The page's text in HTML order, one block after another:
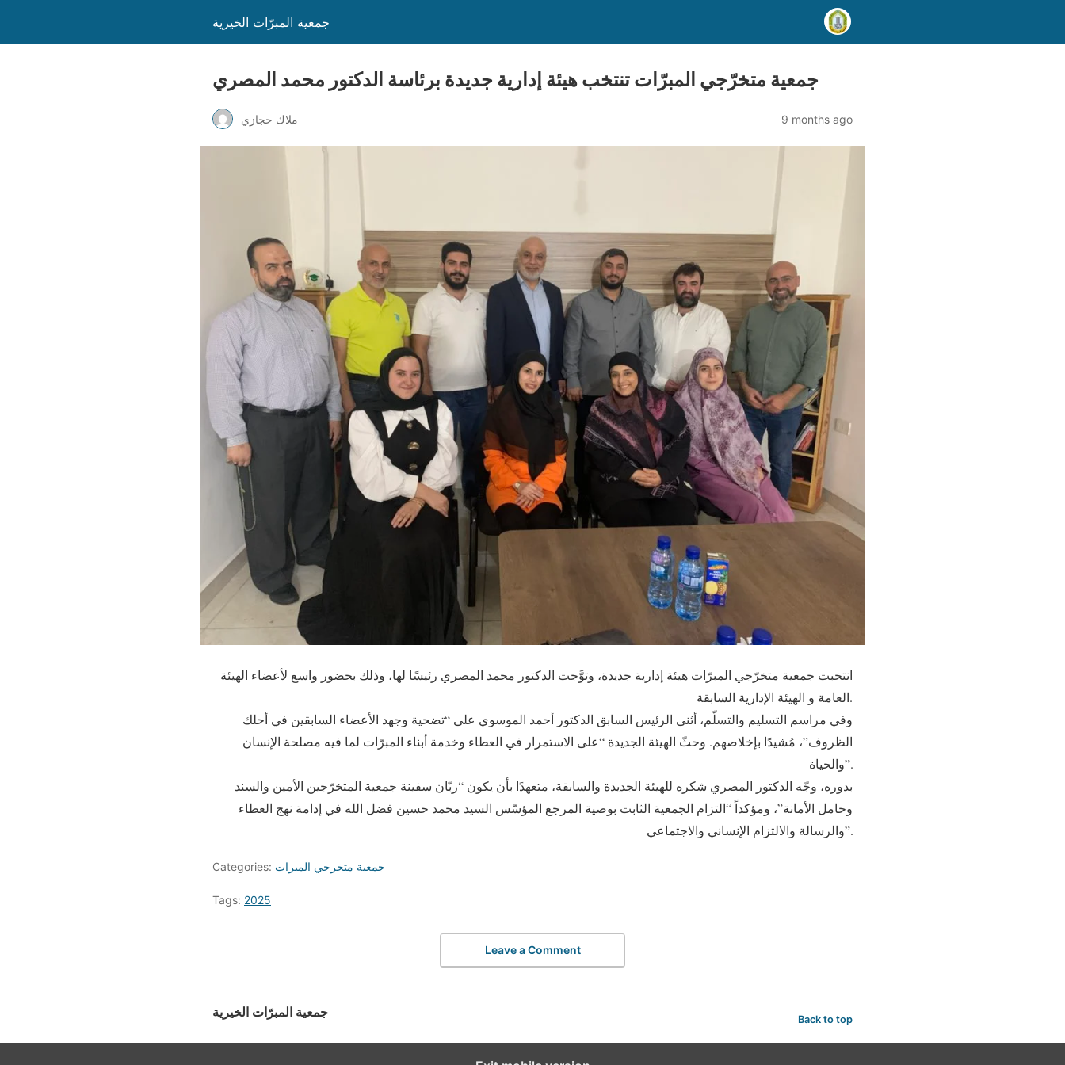
جمعية المبرّات الخيرية
جمعية متخرّجي المبرّات تنتخب هيئة إدارية جديدة برئاسة الدكتور محمد المصري
ملاك حجازي 9 months ago
انتخبت جمعية متخرّجي المبرّات هيئة إدارية جديدة، وتوَّجت الدكتور محمد المصري رئيسًا لها، وذلك بحضور واسع لأعضاء الهيئة
العامة و الهيئة الإدارية السابقة.
​وفي مراسم التسليم والتسلّم، أثنى الرئيس السابق الدكتور أحمد الموسوي على “تضحية وجهد الأعضاء السابقين في أحلك
الظروف”، مُشيدًا بإخلاصهم. وحثّ الهيئة الجديدة “على الاستمرار في العطاء وخدمة أبناء المبرّات لما فيه مصلحة الإنسان
والحياة”.
​بدوره، وجّه الدكتور المصري شكره للهيئة الجديدة والسابقة، متعهدًا بأن يكون “ربّان سفينة جمعية المتخرّجين الأمين والسند
وحامل الأمانة”، ومؤكداً “التزام الجمعية الثابت بوصية المرجع المؤسّس السيد محمد حسين فضل الله في إدامة نهج العطاء
والرسالة والالتزام الإنساني والاجتماعي”.
Categories: جمعية متخرجي المبرات
Tags: 2025
Leave a Comment
جمعية المبرّات الخيرية Back to top